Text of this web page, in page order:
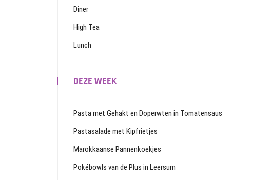
Diner
High Tea
Lunch
DEZE WEEK
Pasta met Gehakt en Doperwten in Tomatensaus
Pastasalade met Kipfrietjes
Marokkaanse Pannenkoekjes
Pokébowls van de Plus in Leersum